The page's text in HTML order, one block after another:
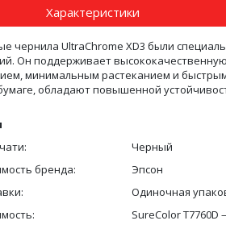
Характеристики
чернила UltraChrome XD3 были
Он поддерживает
минимальным растеканием и
обладают повышенной
Черный
бренда:
Эпсон
Одиночная
SureColor